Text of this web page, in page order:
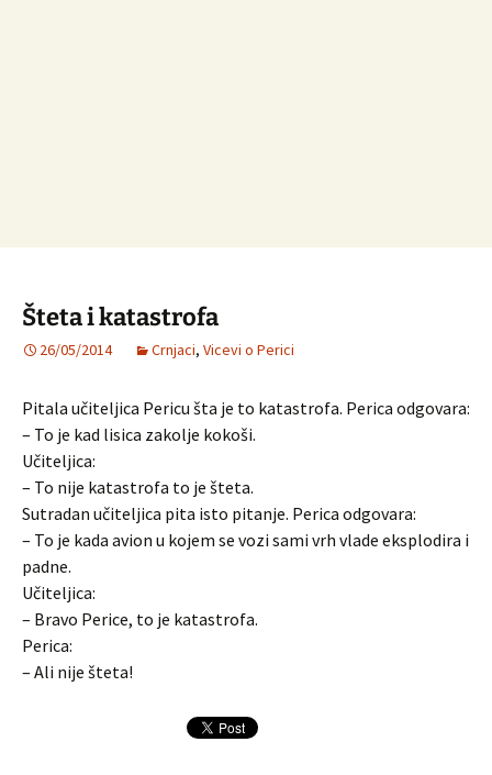
Šteta i katastrofa
26/05/2014 Crnjaci, Vicevi o Perici
Pitala učiteljica Pericu šta je to katastrofa. Perica odgovara:
– To je kad lisica zakolje kokoši.
Učiteljica:
– To nije katastrofa to je šteta.
Sutradan učiteljica pita isto pitanje. Perica odgovara:
– To je kada avion u kojem se vozi sami vrh vlade eksplodira i
padne.
Učiteljica:
– Bravo Perice, to je katastrofa.
Perica:
– Ali nije šteta!